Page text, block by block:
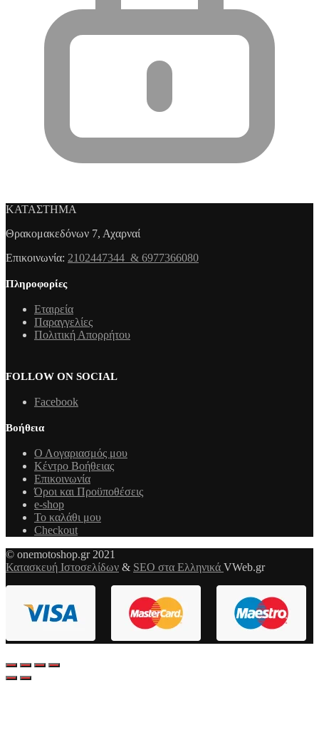
ΚΑΤΑΣΤΗΜΑ
Θρακομακεδόνων 7, Αχαρναί
Επικοινωνία: 2102447344 & 6977366080
Πληροφορίες
Εταιρεία
Παραγγελίες
Πολιτική Απορρήτου
FOLLOW ON SOCIAL
Facebook
Βοήθεια
Ο Λογαριασμός μου
Κέντρο Βοήθειας
Επικοινωνία
Όροι και Προϋποθέσεις
e-shop
Το καλάθι μου
Checkout
© onemotoshop.gr 2021
Κατασκευή Ιστοσελίδων & SEO στα Ελληνικά VWeb.gr